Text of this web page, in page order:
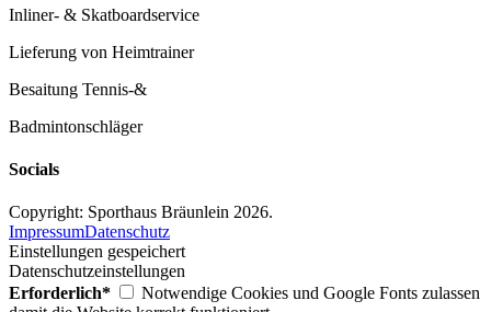
Inliner- & Skatboardservice
Lieferung von Heimtrainer
Besaitung Tennis-&
Badmintonschläger
Socials
Copyright: Sporthaus Bräunlein 2026.
ImpressumDatenschutz
Einstellungen gespeichert
Datenschutzeinstellungen
Erforderlich*
Notwendige Cookies und Google Fonts zulassen